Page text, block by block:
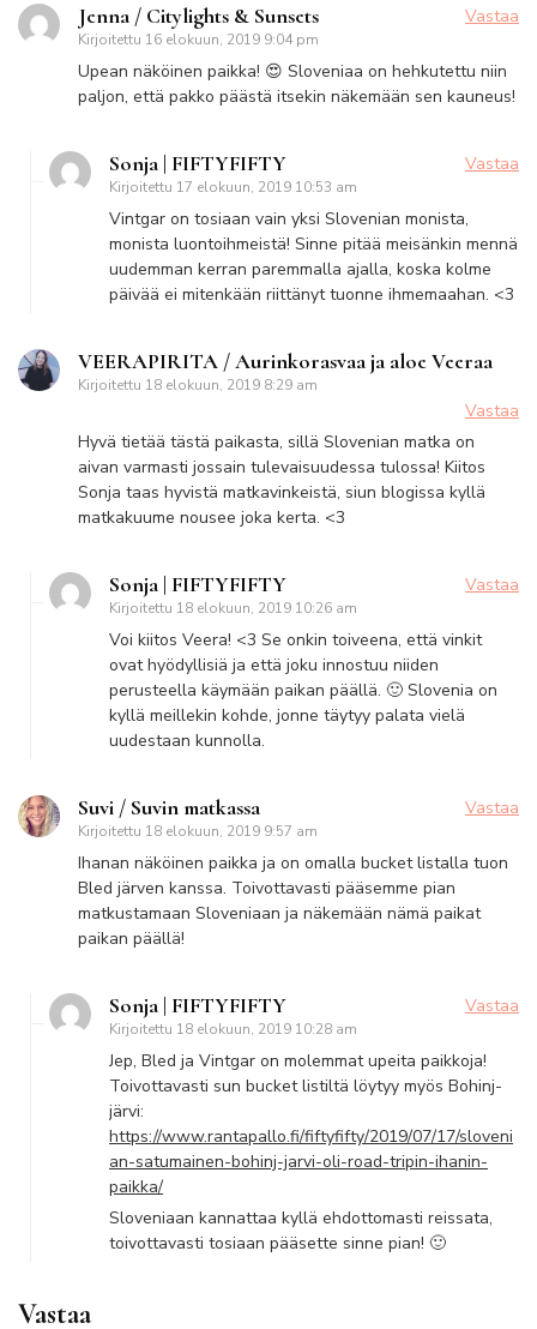
Jenna / Citylights & Sunsets
Kirjoitettu 16 elokuun, 2019 9:04 pm
Vastaa
Upean näköinen paikka! 😍 Sloveniaa on hehkutettu niin
paljon, että pakko päästä itsekin näkemään sen kauneus!
Sonja | FIFTYFIFTY
Kirjoitettu 17 elokuun, 2019 10:53 am
Vastaa
Vintgar on tosiaan vain yksi Slovenian monista,
monista luontoihmeistä! Sinne pitää meisänkin mennä
uudemman kerran paremmalla ajalla, koska kolme
päivää ei mitenkään riittänyt tuonne ihmemaahan. <3
VEERAPIRITA / Aurinkorasvaa ja aloe Veeraa
Kirjoitettu 18 elokuun, 2019 8:29 am
Vastaa
Hyvä tietää tästä paikasta, sillä Slovenian matka on
aivan varmasti jossain tulevaisuudessa tulossa! Kiitos
Sonja taas hyvistä matkavinkeistä, siun blogissa kyllä
matkakuume nousee joka kerta. <3
Sonja | FIFTYFIFTY
Kirjoitettu 18 elokuun, 2019 10:26 am
Vastaa
Voi kiitos Veera! <3 Se onkin toiveena, että vinkit
ovat hyödyllisiä ja että joku innostuu niiden
perusteella käymään paikan päällä. 🙂 Slovenia on
kyllä meillekin kohde, jonne täytyy palata vielä
uudestaan kunnolla.
Suvi / Suvin matkassa
Kirjoitettu 18 elokuun, 2019 9:57 am
Vastaa
Ihanan näköinen paikka ja on omalla bucket listalla tuon
Bled järven kanssa. Toivottavasti pääsemme pian
matkustamaan Sloveniaan ja näkemään nämä paikat
paikan päällä!
Sonja | FIFTYFIFTY
Kirjoitettu 18 elokuun, 2019 10:28 am
Vastaa
Jep, Bled ja Vintgar on molemmat upeita paikkoja!
Toivottavasti sun bucket listiltä löytyy myös Bohinj-
järvi:
https://www.rantapallo.fi/fiftyfifty/2019/07/17/sloveni
an-satumainen-bohinj-jarvi-oli-road-tripin-ihanin-
paikka/
Sloveniaan kannattaa kyllä ehdottomasti reissata,
toivottavasti tosiaan pääsette sinne pian! 🙂
Vastaa